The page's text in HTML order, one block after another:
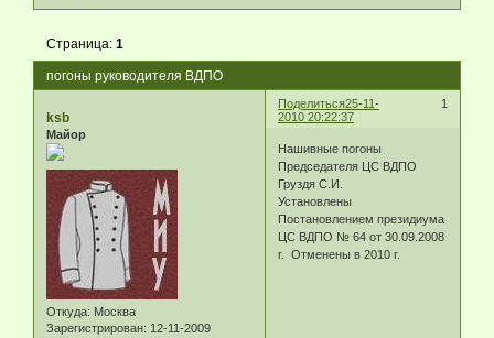
погоны руководителя ВДПО
Страница:1
Поделиться 1
25-11-
2010 20:22:37
ksb
Майор
Откуда: Москва
Зарегистрирован: 12-11-2009
Нашивные погоны
Председателя ЦС ВДПО
Груздя С.И.
Установлены
Постановлением президиума
ЦС ВДПО № 64 от 30.09.2008
г. Отменены в 2010 г.